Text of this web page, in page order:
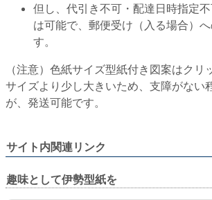
但し、代引き不可・配達日時指定
は可能で、郵便受け（入る場合）
す。
（注意）色紙サイズ型紙付き図案はクリ
サイズより少し大きいため、支障がない
が、発送可能です。
サイト内関連リンク
趣味として伊勢型紙を